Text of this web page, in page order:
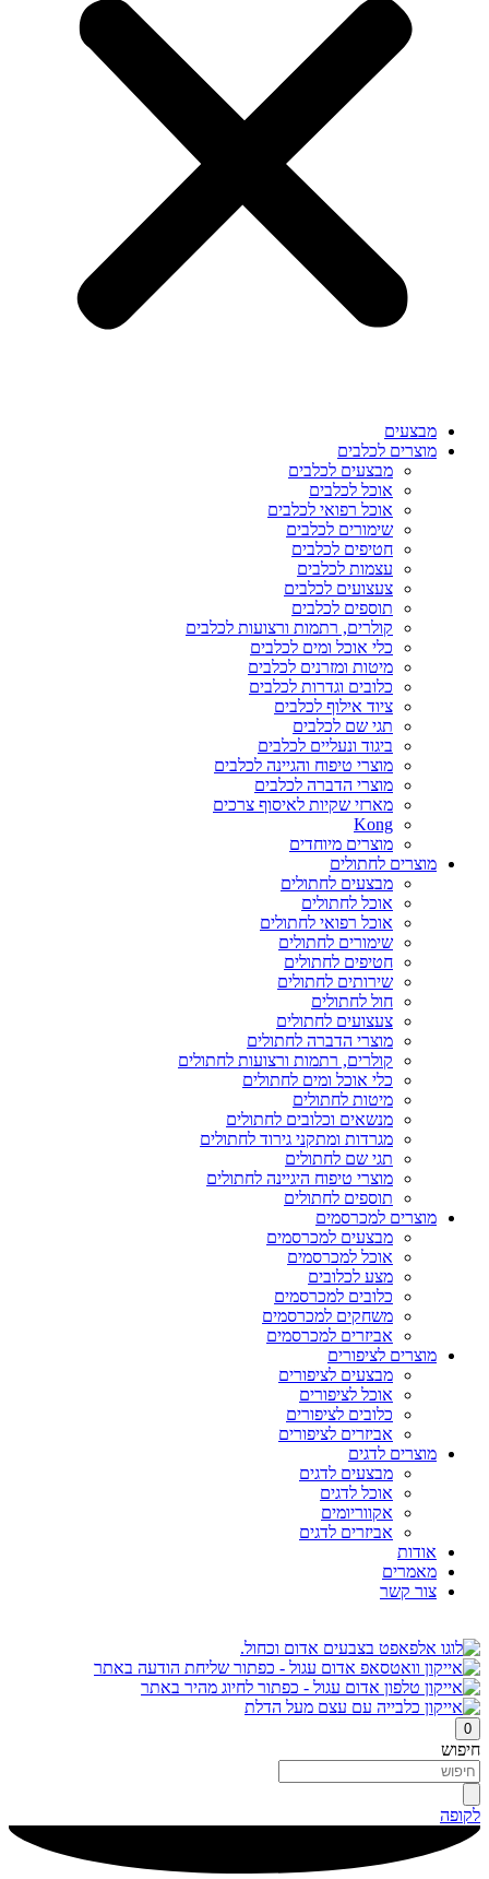
מבצעים
מוצרים לכלבים
מבצעים לכלבים
אוכל לכלבים
אוכל רפואי לכלבים
שימורים לכלבים
חטיפים לכלבים
עצמות לכלבים
צעצועים לכלבים
תוספים לכלבים
קולרים, רתמות ורצועות לכלבים
כלי אוכל ומים לכלבים
מיטות ומזרנים לכלבים
כלובים וגדרות לכלבים
ציוד אילוף לכלבים
תגי שם לכלבים
ביגוד ונעליים לכלבים
מוצרי טיפוח והגיינה לכלבים
מוצרי הדברה לכלבים
מארזי שקיות לאיסוף צרכים
Kong
מוצרים מיוחדים
מוצרים לחתולים
מבצעים לחתולים
אוכל לחתולים
אוכל רפואי לחתולים
שימורים לחתולים
חטיפים לחתולים
שירותים לחתולים
חול לחתולים
צעצועים לחתולים
מוצרי הדברה לחתולים
קולרים, רתמות ורצועות לחתולים
כלי אוכל ומים לחתולים
מיטות לחתולים
מנשאים וכלובים לחתולים
מגרדות ומתקני גירוד לחתולים
תגי שם לחתולים
מוצרי טיפוח היגיינה לחתולים
תוספים לחתולים
מוצרים למכרסמים
מבצעים למכרסמים
אוכל למכרסמים
מצע לכלובים
כלובים למכרסמים
משחקים למכרסמים
אביזרים למכרסמים
מוצרים לציפורים
מבצעים לציפורים
אוכל לציפורים
כלובים לציפורים
אביזרים לציפורים
מוצרים לדגים
מבצעים לדגים
אוכל לדגים
אקווריומים
אביזרים לדגים
אודות
מאמרים
צור קשר
0
חיפוש
לקופה